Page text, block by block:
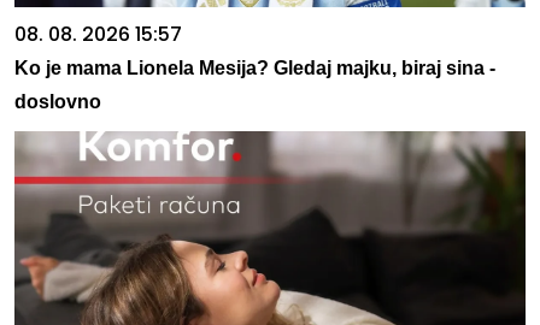
08. 08. 2026 15:57
Ko je mama Lionela Mesija? Gledaj majku, biraj sina -
doslovno